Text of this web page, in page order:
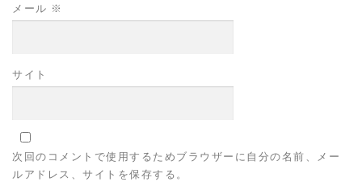
メール ※
サイト
次回のコメントで使用するためブラウザーに自分の名前、メー
ルアドレス、サイトを保存する。